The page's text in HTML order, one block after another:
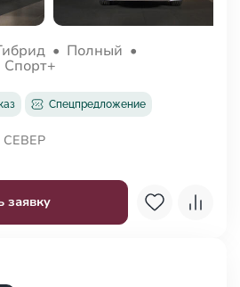
• Полный •
Спорт+
Спецпредложение
заявку
СЕВЕР